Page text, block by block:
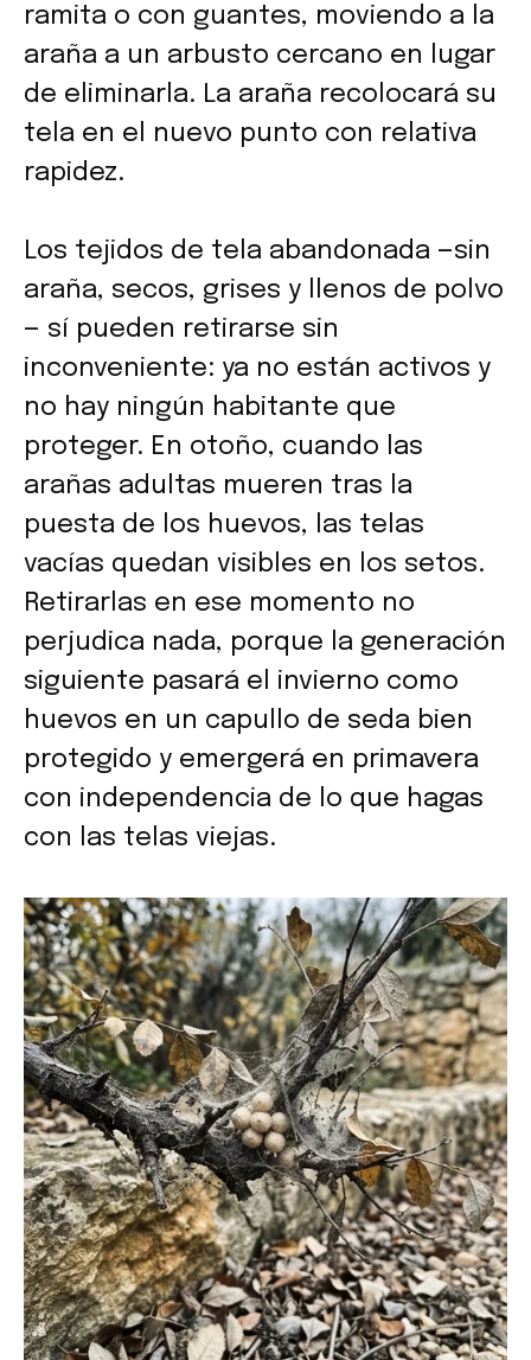
ramita o con guantes, moviendo a la
araña a un arbusto cercano en lugar
de eliminarla. La araña recolocará su
tela en el nuevo punto con relativa
rapidez.
Los tejidos de tela abandonada —sin
araña, secos, grises y llenos de polvo
— sí pueden retirarse sin
inconveniente: ya no están activos y
no hay ningún habitante que
proteger. En otoño, cuando las
arañas adultas mueren tras la
puesta de los huevos, las telas
vacías quedan visibles en los setos.
Retirarlas en ese momento no
perjudica nada, porque la generación
siguiente pasará el invierno como
huevos en un capullo de seda bien
protegido y emergerá en primavera
con independencia de lo que hagas
con las telas viejas.